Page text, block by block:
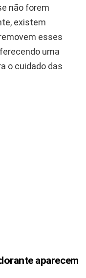
não forem
existem
esses
uma
o cuidado das
aparecem